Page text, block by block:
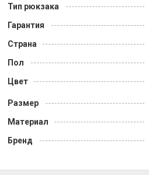
Тип рюкзака
Гарантия
Страна
Пол
Цвет
Размер
Материал
Бренд